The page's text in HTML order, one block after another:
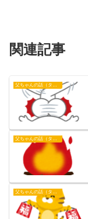
関連記事
父ちゃんの話（タイガース）
父ちゃんの話（タイガース）